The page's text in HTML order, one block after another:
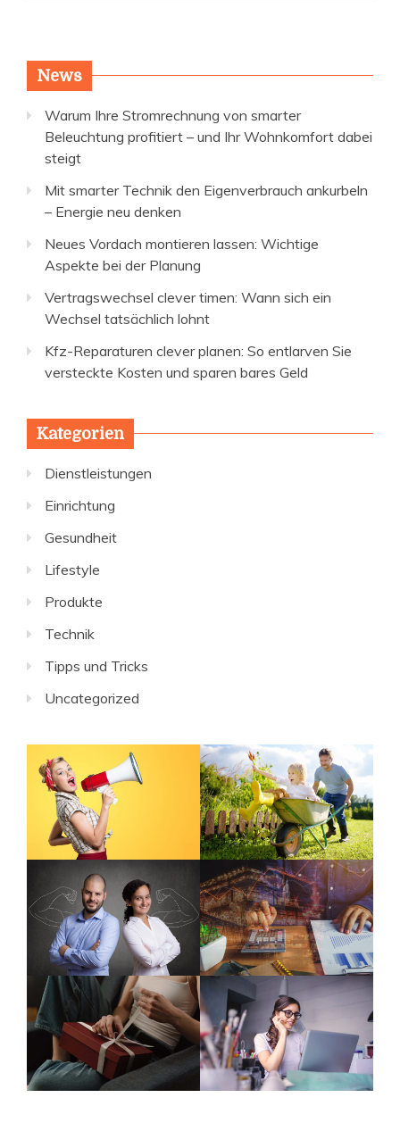
News
Warum Ihre Stromrechnung von smarter
Beleuchtung profitiert – und Ihr Wohnkomfort dabei
steigt
Mit smarter Technik den Eigenverbrauch ankurbeln
– Energie neu denken
Neues Vordach montieren lassen: Wichtige
Aspekte bei der Planung
Vertragswechsel clever timen: Wann sich ein
Wechsel tatsächlich lohnt
Kfz-Reparaturen clever planen: So entlarven Sie
versteckte Kosten und sparen bares Geld
Kategorien
Dienstleistungen
Einrichtung
Gesundheit
Lifestyle
Produkte
Technik
Tipps und Tricks
Uncategorized